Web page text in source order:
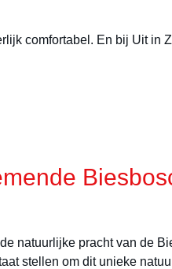
comfortabel. En bij Uit
natuurlijke pracht van de
stellen om dit unieke